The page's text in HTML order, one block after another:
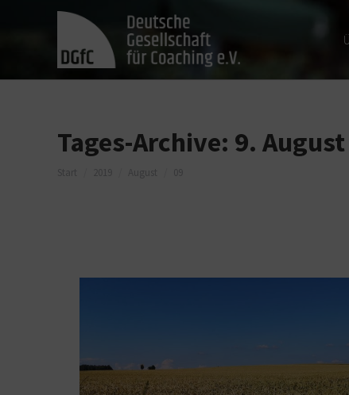
Tages-Archive: 9.